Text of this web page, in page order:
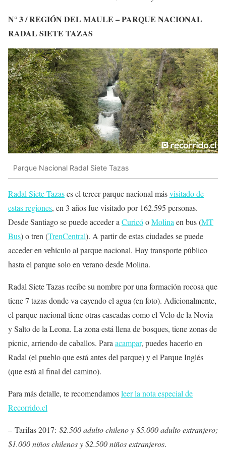
N° 3 / REGIÓN DEL MAULE – PARQUE NACIONAL
RADAL SIETE TAZAS
Parque Nacional Radal Siete Tazas
Radal Siete Tazases el tercer parque nacional másvisitado de
estas regiones, en 3 años fue visitado por 162.595 personas.
Desde Santiago se puede acceder a CuricóoMolina en bus (MT
Bus) o tren (TrenCentral). A partir de estas ciudades se puede
acceder en vehículo al parque nacional. Hay transporte público
hasta el parque solo en verano desde Molina.
Radal Siete Tazas recibe su nombre por una formación rocosa que
tiene 7 tazas donde va cayendo el agua (en foto). Adicionalmente,
el parque nacional tiene otras cascadas como el Velo de la Novia
y Salto de la Leona. La zona está llena de bosques, tiene zonas de
picnic, arriendo de caballos. Para acampar, puedes hacerlo en
Radal (el pueblo que está antes del parque) y el Parque Inglés
(que está al final del camino).
Para más detalle, te recomendamosleer la nota especial de
Recorrido.cl
– Tarifas 2017: $2.500 adulto chileno y $5.000 adulto extranjero;
$1.000 niños chilenos y $2.500 niños extranjeros.